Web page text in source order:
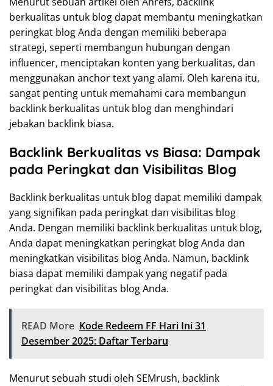
berkualitas untuk blog dapat membantu meningkatkan
peringkat blog Anda dengan memiliki beberapa
strategi, seperti membangun hubungan dengan
influencer, menciptakan konten yang berkualitas, dan
menggunakan anchor text yang alami. Oleh karena itu,
sangat penting untuk memahami cara membangun
backlink berkualitas untuk blog dan menghindari
jebakan backlink biasa.
Backlink Berkualitas vs Biasa: Dampak
pada Peringkat dan Visibilitas Blog
Backlink berkualitas untuk blog dapat memiliki dampak
yang signifikan pada peringkat dan visibilitas blog
Anda. Dengan memiliki backlink berkualitas untuk blog,
Anda dapat meningkatkan peringkat blog Anda dan
meningkatkan visibilitas blog Anda. Namun, backlink
biasa dapat memiliki dampak yang negatif pada
peringkat dan visibilitas blog Anda.
READ More Kode Redeem FF Hari Ini 31
Desember 2025: Daftar Terbaru
Menurut sebuah studi oleh SEMrush, backlink